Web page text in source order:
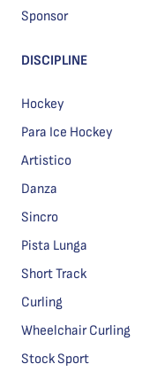
Sponsor
DISCIPLINE
Hockey
Para Ice Hockey
Artistico
Danza
Sincro
Pista Lunga
Short Track
Curling
Wheelchair Curling
Stock Sport